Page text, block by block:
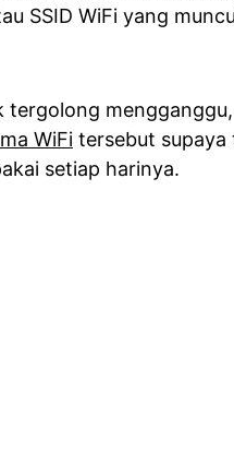
SSID WiFi yang
tergolong
WiFi tersebut supaya
setiap harinya.